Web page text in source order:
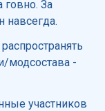
говно. За
навсегда.
модсостава -
участников